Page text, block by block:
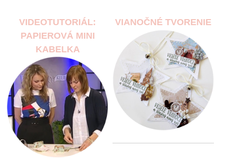
VIDEOTUTORIÁL:
PAPIEROVÁ MINI
KABELKA
VIANOČNÉ TVORENIE